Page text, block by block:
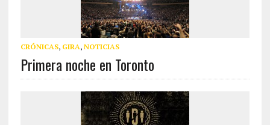
CRÓNICAS, GIRA, NOTICIAS
Primera noche en Toronto